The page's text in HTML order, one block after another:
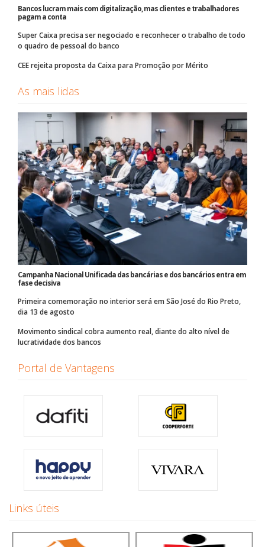
Bancos lucram mais com digitalização, mas clientes e trabalhadores
pagam a conta
Super Caixa precisa ser negociado e reconhecer o trabalho de todo
o quadro de pessoal do banco
CEE rejeita proposta da Caixa para Promoção por Mérito
As mais lidas
Campanha Nacional Unificada das bancárias e dos bancários entra em
fase decisiva
Primeira comemoração no interior será em São José do Rio Preto,
dia 13 de agosto
Movimento sindical cobra aumento real, diante do alto nível de
lucratividade dos bancos
Portal de Vantagens
Links úteis